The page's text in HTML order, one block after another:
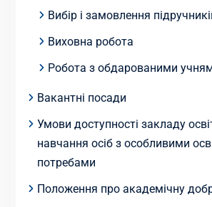
Вибір і замовлення
Виховна робота
Робота з обдарованими
Вакантні посади
Умови доступності закладу
навчання осіб з особливими
потребами
Положення про академічну